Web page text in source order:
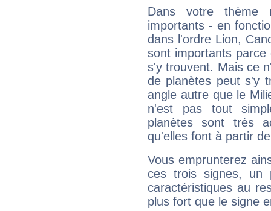
Dans votre thème
importants - en
dans l'ordre Lion,
sont importants parce
s'y trouvent. Mais ce
de planètes peut s'y
angle autre que le
n'est pas tout
planètes sont très
qu'elles font à partir
Vous emprunterez
ces trois signes, un
caractéristiques au
plus fort que le signe